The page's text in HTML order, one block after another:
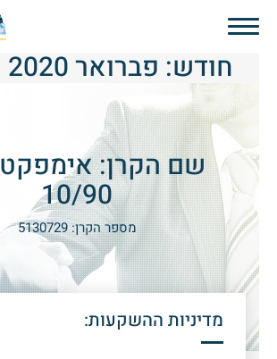
חודש: פברואר 2020
שם הקרן: אימפקט
10/90
מספר הקרן: 5130729
מדיניות ההשקעות: